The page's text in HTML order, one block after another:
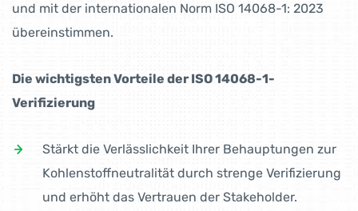
und mit der internationalen Norm ISO 14068-1: 2023
übereinstimmen.
Die wichtigsten Vorteile der ISO 14068-1-
Verifizierung
Stärkt die Verlässlichkeit Ihrer Behauptungen zur
Kohlenstoffneutralität durch strenge Verifizierung
und erhöht das Vertrauen der Stakeholder.